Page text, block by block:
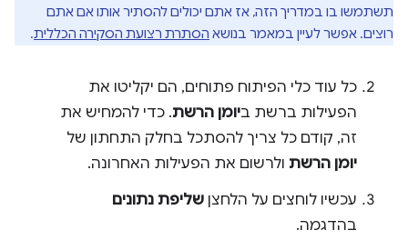
תשתמשו בו במדריך הזה, אז אתם יכולים להסתיר אותו אם אתם
רוצים. אפשר לעיין במאמר בנושא הסתרת רצועת הסקירה הכללית.
כל עוד כלי הפיתוח פתוחים, הם יקליטו את
הפעילות ברשת ביומן הרשת. כדי להמחיש את
זה, קודם כל צריך להסתכל בחלק התחתון של
יומן הרשת ולרשום את הפעילות האחרונה.
עכשיו לוחצים על הלחצן שליפת נתונים
בהדגמה.